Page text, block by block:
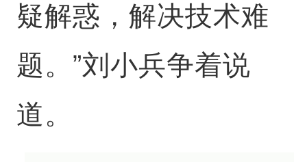
疑解惑，解决技术难
题。”刘小兵争着说
道。